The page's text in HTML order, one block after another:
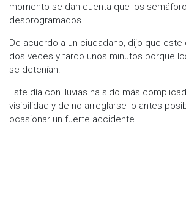
momento se dan cuenta que los
desprogramados.
De acuerdo a un ciudadano, dijo que
dos veces y tardo unos minutos porque
se detenían.
Este día con lluvias ha sido más
visibilidad y de no arreglarse lo antes
ocasionar un fuerte accidente.